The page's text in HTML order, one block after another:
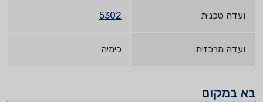
ועדה טכנית 5302
ועדה מרכזית כימיה
בא במקום